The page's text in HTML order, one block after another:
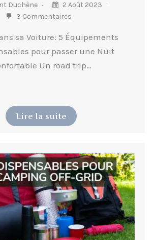
Duchène
2 Août 2023
3 Commentaires
sa Voiture: 5 Équipements
pour passer une Nuit
Un road trip…
Lire la suite